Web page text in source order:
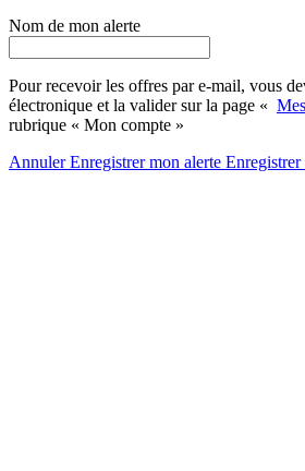
Nom de mon alerte
Pour recevoir les offres par e-mail, vous
électronique et la valider sur la page «
rubrique « Mon compte »
AnnulerEnregistrer mon alerte Enregistrer